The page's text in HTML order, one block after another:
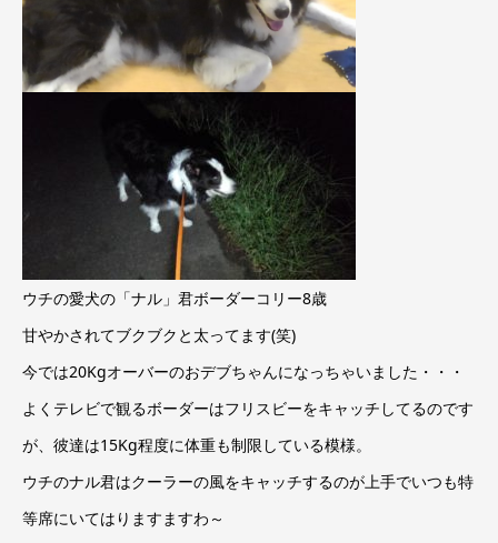
ウチの愛犬の「ナル」君ボーダーコリー8歳
甘やかされてブクブクと太ってます(笑)
今では20Kgオーバーのおデブちゃんになっちゃいました・・・
よくテレビで観るボーダーはフリスビーをキャッチしてるのです
が、彼達は15Kg程度に体重も制限している模様。
ウチのナル君はクーラーの風をキャッチするのが上手でいつも特
等席にいてはりますますわ～